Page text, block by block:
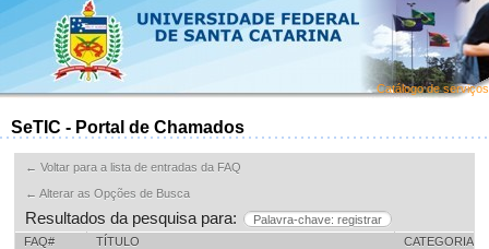
Catálogo de serviços
SeTIC - Portal de Chamados
← Voltar para a lista de entradas da FAQ
← Alterar as Opções de Busca
Resultados da pesquisa para:
Palavra-chave: registrar
FAQ#
TÍTULO CATEGORIA